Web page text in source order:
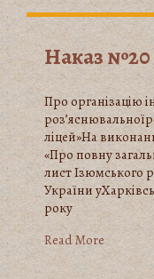
Наказ №20
Про організацію
ліцей»На
«Про повну
лист Ізюмського
України
року
Read More